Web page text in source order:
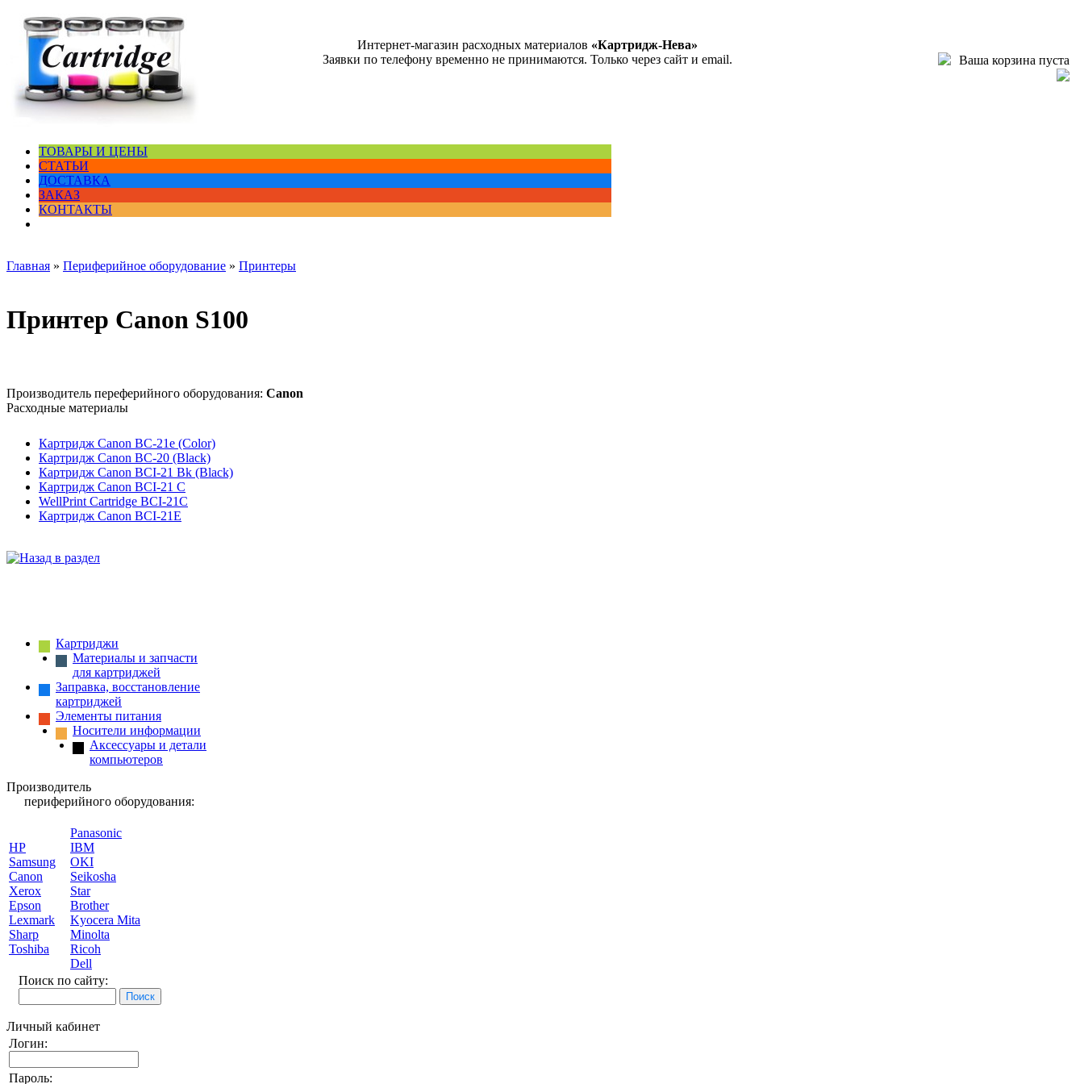
Интернет-магазин расходных материалов «Картридж-Нева»
Заявки по телефону временно не принимаются. Только через сайт и email.
Ваша корзина пуста
ТОВАРЫ И ЦЕНЫ
СТАТЬИ
ДОСТАВКА
ЗАКАЗ
КОНТАКТЫ
Главная » Периферийное оборудование » Принтеры
Принтер Canon S100
Производитель переферийного оборудования: Canon
Расходные материалы
Картридж Canon BC-21e (Color)
Картридж Canon BC-20 (Black)
Картридж Canon BCI-21 Bk (Black)
Картридж Canon BCI-21 C
WellPrint Cartridge BCI-21C
Картридж Canon BCI-21E
Картриджи
Материалы и запчасти
для картриджей
Заправка, восстановление
картриджей
Элементы питания
Носители информации
Аксессуары и детали
компьютеров
Производитель
периферийного оборудования:
HP
Samsung
Canon
Xerox
Epson
Lexmark
Sharp
Toshiba
Panasonic
IBM
OKI
Seikosha
Star
Brother
Kyocera Mita
Minolta
Ricoh
Dell
Поиск по сайту:
Личный кабинет
Логин:
Пароль: